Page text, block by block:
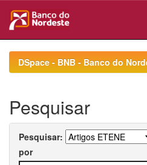
navigationDSpace - BNB - Banco do
Pesquisar
Pesquisar:
por